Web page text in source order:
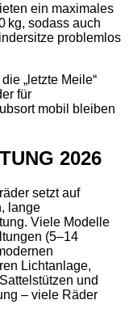
ein maximales
kg, sodass auch
problemlos
die „letzte Meile“
für
mobil bleiben
2026
setzt auf
lange
Viele Modelle
(5–14
Lichtanlage,
und
– viele Räder